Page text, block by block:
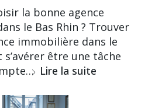
la bonne agence
le Bas Rhin ? Trouver
immobilière dans le
s’avérer être une tâche
Lire la suite